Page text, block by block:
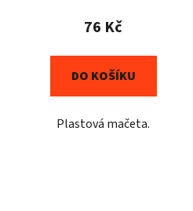
76 Kč
DO KOŠÍKU
Plastová mačeta.